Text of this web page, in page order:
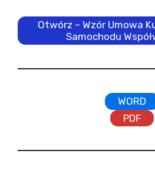
Otwórz – Wzór Umowa
Samochodu
WORD
PDF